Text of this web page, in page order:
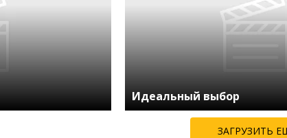
Идеальный выбор
ЗАГРУЗИТЬ